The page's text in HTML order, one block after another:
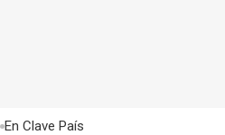
En Clave País